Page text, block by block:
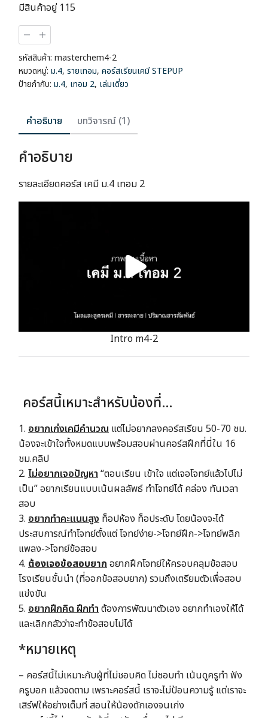
มีสินค้าอยู่ 115
จำนวน
คอร์ส
เรียน
เคมี
STEP
UP
เทอม
2
รหัสสินค้า: masterchem4-2
หมวดหมู่: ม.4, รายเทอม, คอร์สเรียนเคมี STEPUP
ป้ายกำกับ: ม.4, เทอม 2, เล่มเดี่ยว
คำอธิบาย บทวิจารณ์ (1)
คำอธิบาย
รายละเอียดคอร์ส เคมี ม.4 เทอม 2
Intro m4-2
คอร์สนี้เหมาะสำหรับน้องที่…
1. อยากเก่งเคมีคำนวณ แต่ไม่อยากลงคอร์สเรียน 50-70 ชม.
น้องจะเข้าใจทั้งหมดแบบพร้อมสอบผ่านคอร์สฝึกที่นี่ใน 16
ชม.คลิป
2. ไม่อยากเจอปัญหา“ตอนเรียน เข้าใจ แต่เจอโจทย์แล้วไปไม่
เป็น” อยากเรียนแบบเน้นผลลัพธ์ ทำโจทย์ได้ คล่อง ทันเวลา
สอบ
3. อยากทำคะแนนสูง ท็อปห้อง ท็อประดับ โดยน้องจะได้
ประสบการณ์ทำโจทย์ตั้งแต่ โจทย์ง่าย->โจทย์ฝึก->โจทย์พลิก
แพลง->โจทย์ข้อสอบ
4. ต้องเจอข้อสอบยากอยากฝึกโจทย์ให้ครอบคลุมข้อสอบ
โรงเรียนชั้นนำ (ที่ออกข้อสอบยาก) รวมถึงเตรียมตัวเพื่อสอบ
แข่งขัน
5. อยากฝึกคิด ฝึกทำต้องการพัฒนาตัวเอง อยากทำเองให้ได้
และเลิกกลัวว่าจะทำข้อสอบไม่ได้
*หมายเหตุ
– คอร์สนี้ไม่เหมาะกับผู้ที่ไม่ชอบคิด ไม่ชอบทำ เน้นดูครูทำ ฟัง
ครูบอก แล้วจดตาม เพราะคอร์สนี้ เราจะไม่ป้อนความรู้ แต่เราจะ
เสิร์ฟให้อย่างเต็มที่ สอนให้น้องตักเองจนเก่ง